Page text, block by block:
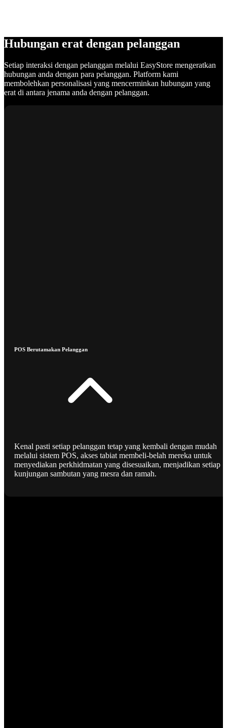
Hubungan erat dengan pelanggan
Setiap interaksi dengan pelanggan melalui EasyStore mengeratkan
hubungan anda dengan para pelanggan. Platform kami
membolehkan personalisasi yang mencerminkan hubungan yang
erat di antara jenama anda dengan pelanggan.
POS Berutamakan Pelanggan
Kenal pasti setiap pelanggan tetap yang kembali dengan mudah
melalui sistem POS, akses tabiat membeli-belah mereka untuk
menyediakan perkhidmatan yang disesuaikan, menjadikan setiap
kunjungan sambutan yang mesra dan ramah.